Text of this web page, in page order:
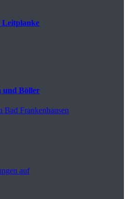
Leitplanke
und Böller
Bad Frankenhausen
auf